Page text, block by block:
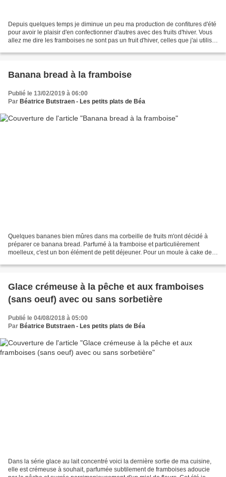
Depuis quelques temps je diminue un peu ma production de confitures d'été
pour avoir le plaisir d'en confectionner d'autres avec des fruits d'hiver. Vous
allez me dire les framboises ne sont pas un fruit d'hiver, celles que j'ai utilisé
Banana bread à la framboise
Publié le 13/02/2019 à 06:00
Par Béatrice Butstraen - Les petits plats de Béa
Quelques bananes bien mûres dans ma corbeille de fruits m'ont décidé à
préparer ce banana bread. Parfumé à la framboise et particulièrement
moelleux, c'est un bon élément de petit déjeuner. Pour un moule à cake de
Glace crémeuse à la pêche et aux framboises
(sans oeuf) avec ou sans sorbetière
Publié le 04/08/2018 à 05:00
Par Béatrice Butstraen - Les petits plats de Béa
Dans la série glace au lait concentré voici la dernière sortie de ma cuisine,
elle est crémeuse à souhait, parfumée subtilement de framboises adoucie